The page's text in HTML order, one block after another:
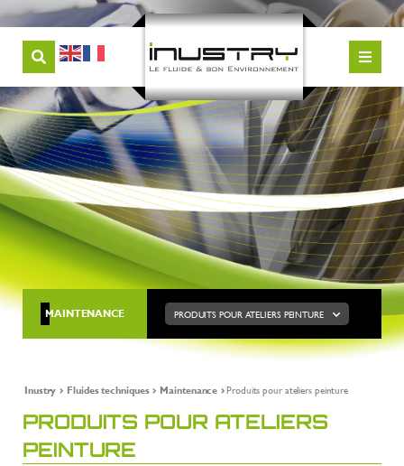
MAINTENANCE PRODUITS POUR ATELIERS PEINTURE
Inustry Fluides techniques Maintenance Produits pour ateliers peinture
PRODUITS POUR ATELIERS
PEINTURE